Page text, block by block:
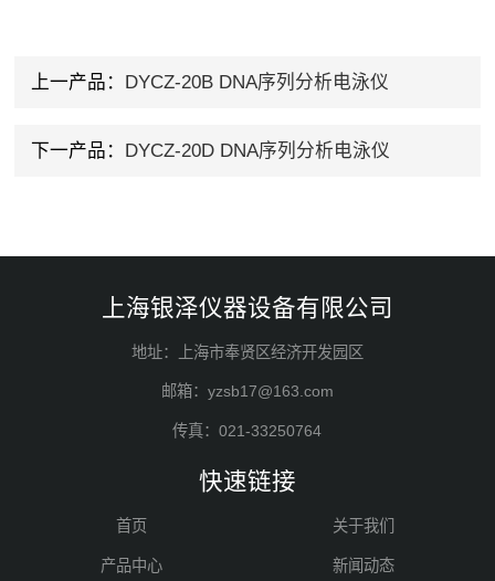
上一产品： DYCZ-20B DNA序列分析电泳仪
下一产品： DYCZ-20D DNA序列分析电泳仪
上海银泽仪器设备有限公司
地址：上海市奉贤区经济开发园区
邮箱：yzsb17@163.com
传真：021-33250764
快速链接
首页 关于我们
产品中心 新闻动态